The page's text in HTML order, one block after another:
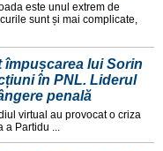
este unul extrem de
sunt și mai complicate,
împușcarea lui Sorin
în PNL. Liderul
penală
virtual au provocat o criza
a Partidu ...